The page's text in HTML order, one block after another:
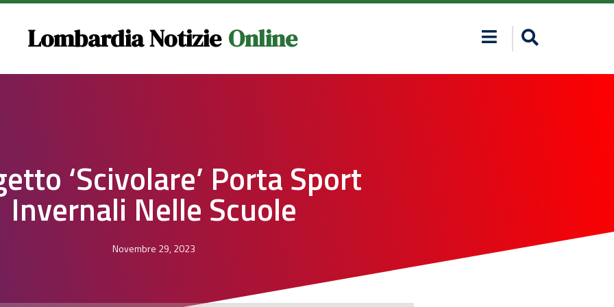
Lombardia Notizie Online
‘Scivolare’ Porta Sport
Invernali Nelle Scuole
Novembre 29, 2023